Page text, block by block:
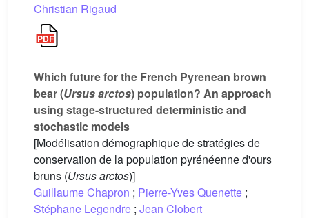
Christian Rigaud
Which future for the French Pyrenean brown
bear (Ursus arctos) population? An approach
using stage-structured deterministic and
stochastic models
[Modélisation démographique de stratégies de
conservation de la population pyrénéenne d'ours
bruns (Ursus arctos)]
Guillaume Chapron ; Pierre-Yves Quenette ;
Stéphane Legendre ; Jean Clobert